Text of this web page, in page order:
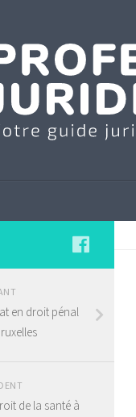
en droit pénal
de la santé à